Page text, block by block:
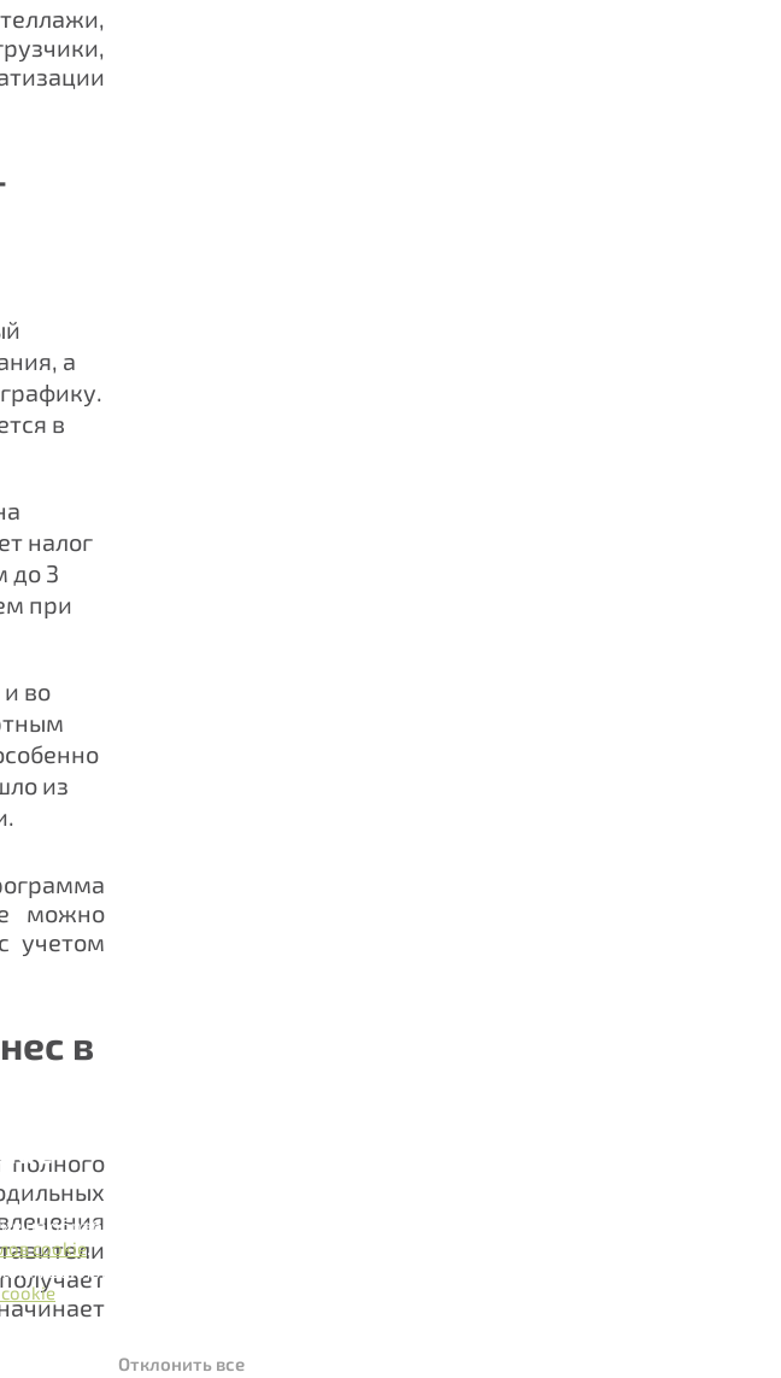
а
в
налог
до 3
при
во
из
можно
учетом
в
полного
его максимально удобным
на обработку файлов cookie в
cookie.
файлов cookie, нажав на
Отклонить все
Вы можете